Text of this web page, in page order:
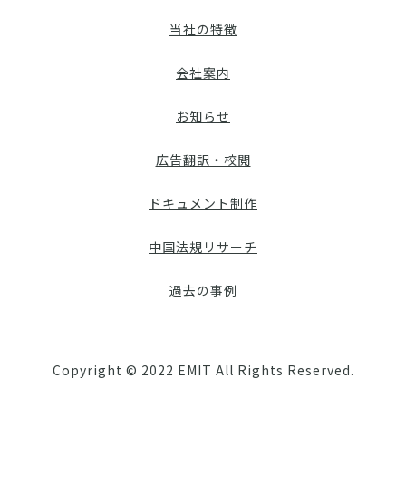
当社の特徴
会社案内
お知らせ
広告翻訳・校閲
ドキュメント制作
中国法規リサーチ
過去の事例
Copyright © 2022 EMIT All Rights Reserved.